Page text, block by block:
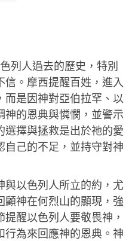
列人過去的歷史，特別
信。摩西提醒百姓，進入
而是因神對亞伯拉罕、以
的恩典與憐憫，並警示
擇與拯救是出於祂的愛
己的不足，並持守對神
與以色列人所立的約，尤
顧神在何烈山的顯現，強
醒以色列人要敬畏神，
為來回應神的恩典。神